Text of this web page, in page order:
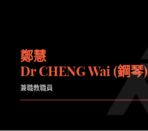
鄭慧
Dr CHENG Wai (鋼琴)
兼職教職員